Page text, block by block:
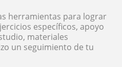
herramientas para lograr
específicos, apoyo
materiales
un seguimiento de tu